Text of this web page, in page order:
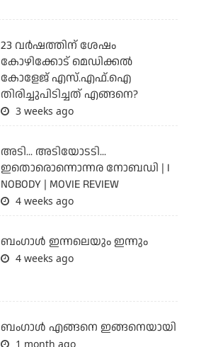
23 വർഷത്തിന് ശേഷം
കോഴിക്കോട് മെഡിക്കൽ
കോളേജ് എസ്.എഫ്.ഐ
തിരിച്ചുപിടിച്ചത് എങ്ങനെ?
3 weeks ago
അടി... അടിയോടടി...
ഇതൊരൊന്നൊന്നര നോബഡി | I
NOBODY | MOVIE REVIEW
4 weeks ago
ബംഗാള്‍ ഇന്നലെയും ഇന്നും
4 weeks ago
ബം​ഗാൾ എങ്ങനെ ഇങ്ങനെയായി
1 month ago